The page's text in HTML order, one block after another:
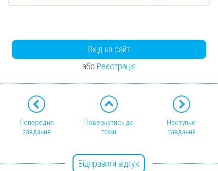
Вхід на сайт
або Реєстрація
Попереднє
завдання
Повернутись до
теми
Наступне
завдання
Відправити відгук